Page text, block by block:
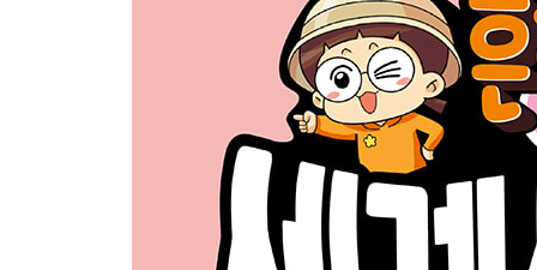
1. 비단길이 열리다 - 164
▶ 클레오 관장의 세계사 돋보기: 중국의 뿌리가 된
2. 푸른 하늘은 가고, 누런 하늘이 열리니 - 184
▶ 클레오 관장의 세계사 돋보기: 동양 사학의 표
세계사 놀이터 다른 부분을 찾아라! 206
정답과 해설 208